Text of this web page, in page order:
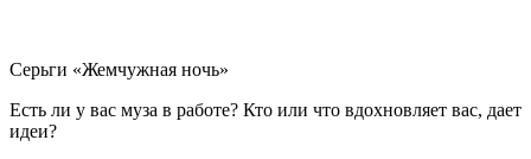
Серьги «Жемчужная ночь»
Есть ли у вас муза в работе? Кто или что вдохновляет вас, дает
идеи?